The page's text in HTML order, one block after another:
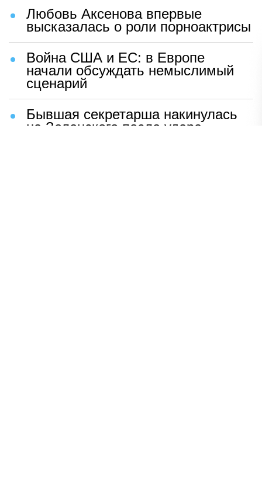
Любовь Аксенова впервые
высказалась о роли порноактрисы
Война США и ЕС: в Европе
начали обсуждать немыслимый
сценарий
Бывшая секретарша накинулась
на Зеленского после удара